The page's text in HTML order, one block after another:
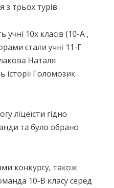
з трьох турів .
учні 10х класів (10-А ,
стали учні 11-Г
Наталя
історії Голомозик
ліцеїсти гідно
та було обрано
конкурсу, також
10-В класу серед